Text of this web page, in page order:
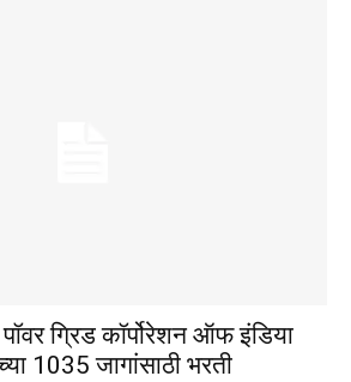
ग्रिड कॉर्पोरेशन ऑफ इंडिया
1035 जागांसाठी भरती